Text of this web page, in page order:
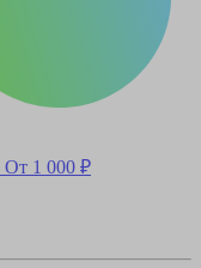
От 1 000 ₽